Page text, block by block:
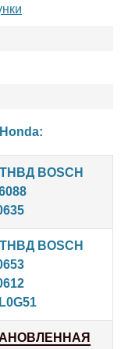
Honda:
ТНВД BOSCH
ТНВД BOSCH